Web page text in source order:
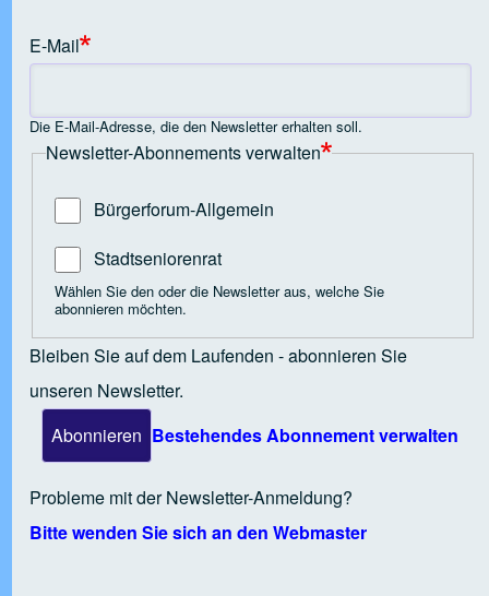
Open tab vvja-pane-61468325-5-pane
Open tab vvja-pane-61468325-6-pane
Open tab vvja-pane-61468325-7-pane
Open tab vvja-pane-61468325-8-pane
Open tab vvja-pane-61468325-9-pane
Open tab vvja-pane-61468325-10-pane
Open tab vvja-pane-61468325-11-pane
Open tab vvja-pane-61468325-12-pane
E-Mail
Die E-Mail-Adresse, die den Newsletter erhalten soll.
Newsletter-Abonnements verwalten
Bürgerforum-Allgemein
Stadtseniorenrat
Wählen Sie den oder die Newsletter aus, welche Sie
abonnieren möchten.
Bleiben Sie auf dem Laufenden - abonnieren Sie
unseren Newsletter.
Bestehendes Abonnement verwalten
Probleme mit der Newsletter-Anmeldung?
Bitte wenden Sie sich an den Webmaster